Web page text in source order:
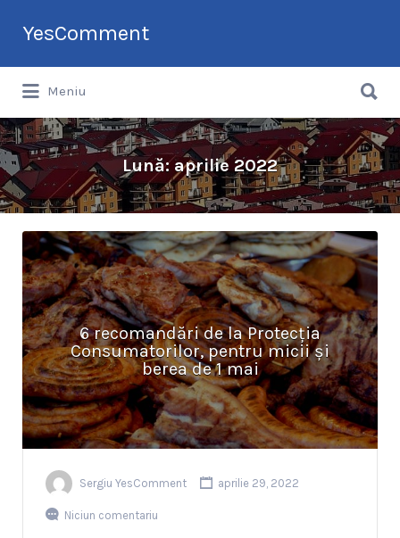
YesComment
Tu faci topul companiilor din România
for:
Meniu
for:
Lună:aprilie 2022
6 recomandări de la Protecția
Consumatorilor, pentru micii și
berea de 1 mai
Sergiu YesComment aprilie 29, 2022
Niciun comentariu